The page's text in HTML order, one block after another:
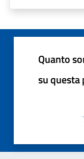
Quanto
su questa